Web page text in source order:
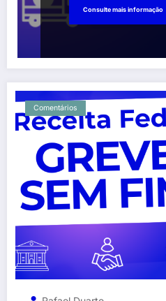
Consulte mais informação
Comentários